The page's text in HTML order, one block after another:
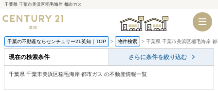
千葉県 千葉市美浜区稲毛海岸 都市ガス
千葉店 船橋店
千葉の不動産ならセンチュリー21英知｜TOP 物件検索 千葉県 千葉市美浜区稲毛海岸
現在の検索条件 さらに条件を絞り込む
千葉県 千葉市美浜区稲毛海岸 都市ガス の不動産情報一覧